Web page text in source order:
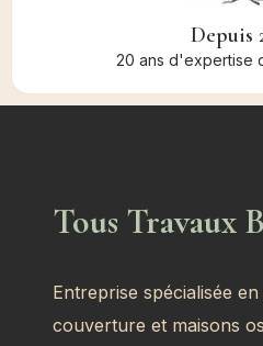
Depuis
20 ans d'expertise
Tous Travaux
Entreprise spécialisée
couverture et maisons